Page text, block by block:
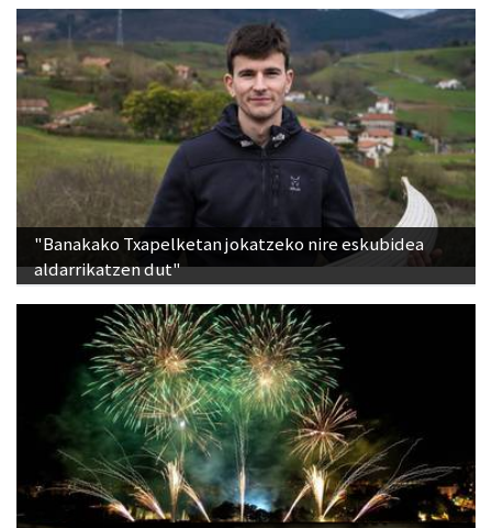
"Banakako Txapelketan jokatzeko nire eskubidea
aldarrikatzen dut"